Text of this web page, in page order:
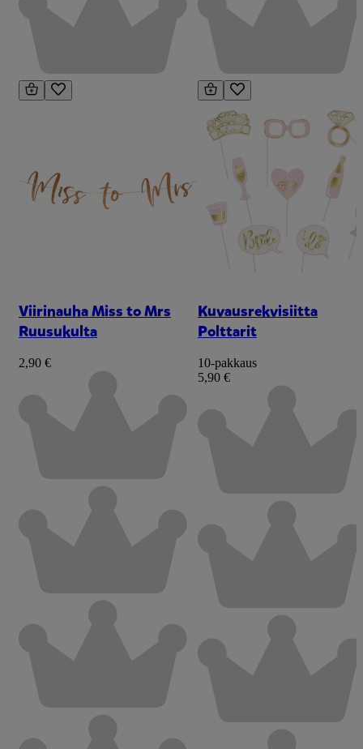
Viirinauha Miss to Mrs
Ruusukulta
2,90 €
Kuvausrekvisiitta
Polttarit
10-pakkaus
5,90 €